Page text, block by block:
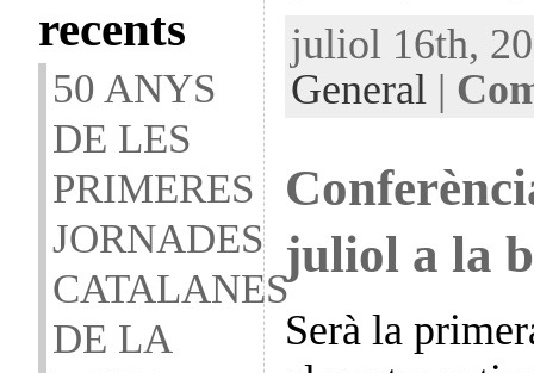
recents
50 ANYS
DE LES
PRIMERES
JORNADES
CATALANES
DE LA
juliol 16th,
General |
juliol a la
Serà la